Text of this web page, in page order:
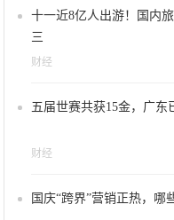
十一近8亿人出游！国内
三
财经
五届世赛共获15金，广东
财经
国庆“跨界”营销正热，哪